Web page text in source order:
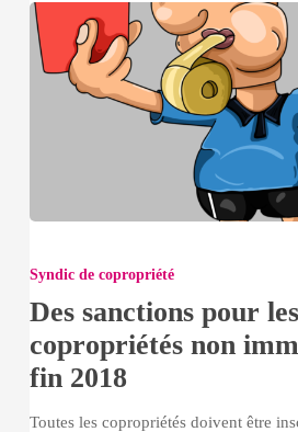
les
copropriétés
non
Syndic de copropriété
Des sanctions pour les
copropriétés non
fin 2018
Toutes les copropriétés doivent être